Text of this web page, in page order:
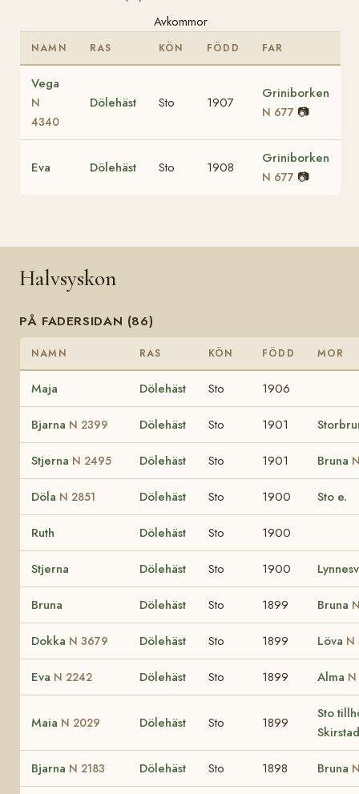
Avkommor
NAMN RAS KÖN FÖDD FAR
Vega
N
4340
Dölehäst Sto 1907
Griniborken
N 677 📷
Eva Dölehäst Sto 1908
Griniborken
N 677 📷
Halvsyskon
PÅ FADERSIDAN (86)
NAMN RAS KÖN FÖDD MOR
Maja Dölehäst Sto 1906
Bjarna N 2399 Dölehäst Sto 1901
Stjerna N 2495 Dölehäst Sto 1901 Bruna
Döla N 2851 Dölehäst Sto 1900 Sto e.
Ruth Dölehäst Sto 1900
Stjerna Dölehäst Sto 1900
Bruna Dölehäst Sto 1899 Bruna
Dokka N 3679 Dölehäst Sto 1899 Löva N
Eva N 2242 Dölehäst Sto 1899 Alma N
Maia N 2029 Dölehäst Sto 1899
Sto
Skirstad
Bjarna N 2183 Dölehäst Sto 1898 Bruna